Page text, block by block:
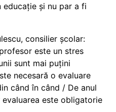
educație și nu par a fi
consilier școlar:
este un stres
sunt mai puțini
necesară o evaluare
când în când / De anul
este obligatorie